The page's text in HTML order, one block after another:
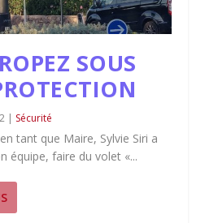
SOUS
| Sécurité
tant que Maire, Sylvie Siri a
équipe, faire du volet «...